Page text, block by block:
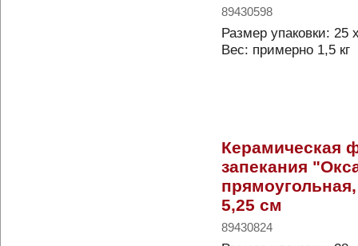
89430598
Размер упаковки: 25
Вес: примерно 1,5 кг
Керамическая
запекания
5,25 см
89430824